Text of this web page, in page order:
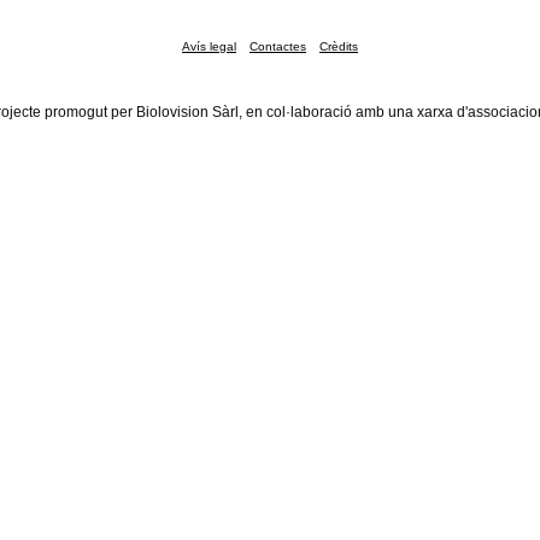
Avís legal Contactes Crèdits
promogut per Biolovision Sàrl, en col·laboració amb una xarxa